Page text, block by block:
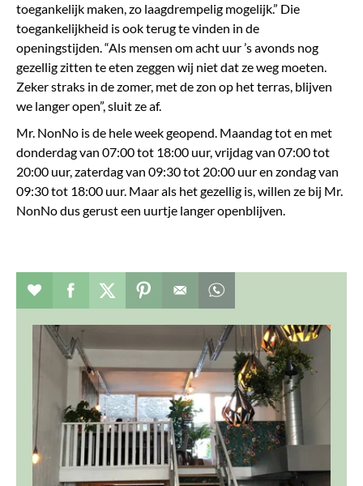
toegankelijk maken, zo laagdrempelig mogelijk.” Die
toegankelijkheid is ook terug te vinden in de
openingstijden. “Als mensen om acht uur ’s avonds nog
gezellig zitten te eten zeggen wij niet dat ze weg moeten.
Zeker straks in de zomer, met de zon op het terras, blijven
we langer open”, sluit ze af.
Mr. NonNo is de hele week geopend. Maandag tot en met
donderdag van 07:00 tot 18:00 uur, vrijdag van 07:00 tot
20:00 uur, zaterdag van 09:30 tot 20:00 uur en zondag van
09:30 tot 18:00 uur. Maar als het gezellig is, willen ze bij Mr.
NonNo dus gerust een uurtje langer openblijven.
Verhaal toevoegen aan favorieten
Deel dit op facebook
Deel dit op twitter
Deel dit op pinterest